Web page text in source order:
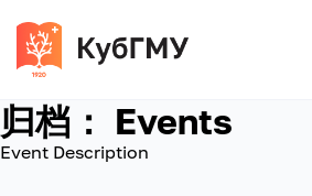
归档： Events
Event Description